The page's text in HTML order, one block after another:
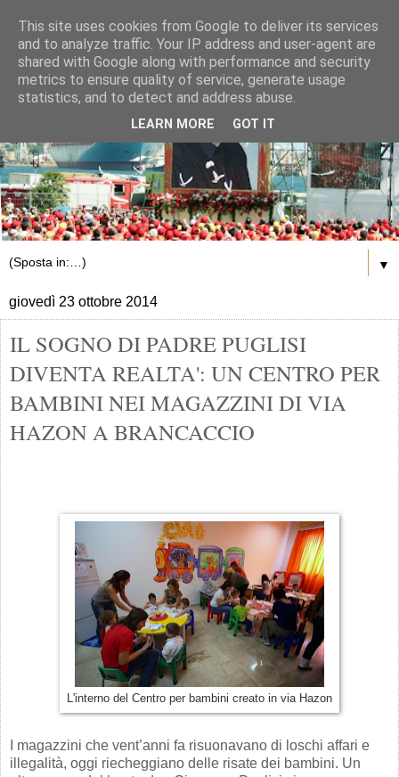
▼
giovedì 23 ottobre 2014
IL SOGNO DI PADRE PUGLISI
DIVENTA REALTA': UN CENTRO PER
BAMBINI NEI MAGAZZINI DI VIA
HAZON A BRANCACCIO
L'interno del Centro per bambini creato in via Hazon
I magazzini che vent’anni fa risuonavano di loschi affari e
illegalità, oggi riecheggiano delle risate dei bambini. Un
This site uses cookies from Google to deliver its services
and to analyze traffic. Your IP address and user-agent are
shared with Google along with performance and security
metrics to ensure quality of service, generate usage
statistics, and to detect and address abuse.
LEARN MORE GOT IT